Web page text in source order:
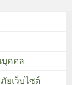
บุคคล
ยเว็บไซต์